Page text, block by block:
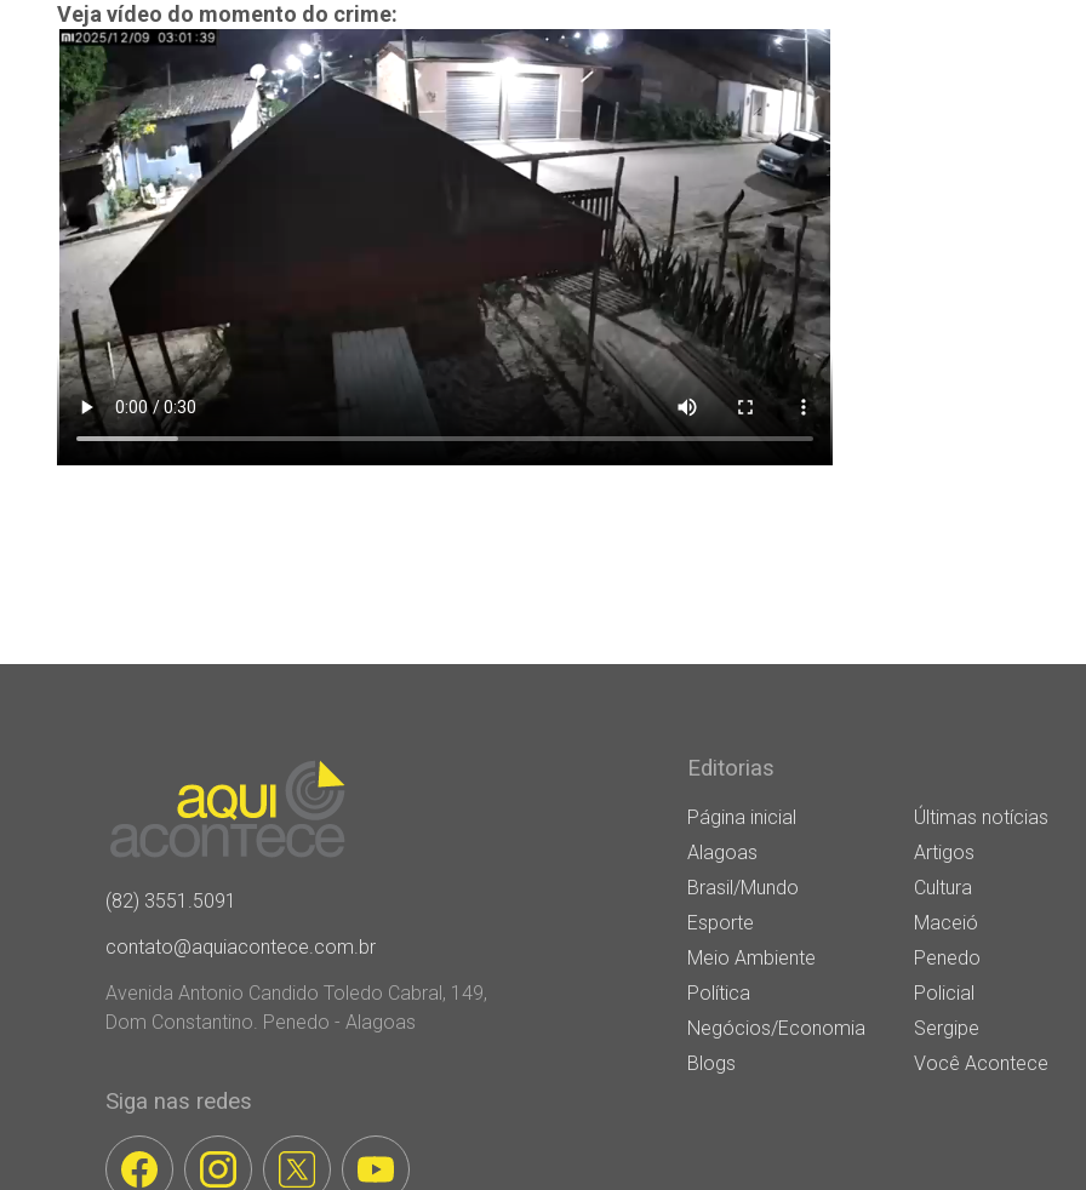
Veja vídeo do momento do crime:
(82) 3551.5091
contato@aquiacontece.com.br
Avenida Antonio Candido Toledo Cabral, 149,
Dom Constantino. Penedo - Alagoas
Siga nas redes
Editorias
Página inicial
Últimas notícias
Alagoas
Artigos
Brasil/Mundo
Cultura
Esporte
Maceió
Meio Ambiente
Penedo
Política
Policial
Negócios/Economia
Sergipe
Blogs
Você Acontece